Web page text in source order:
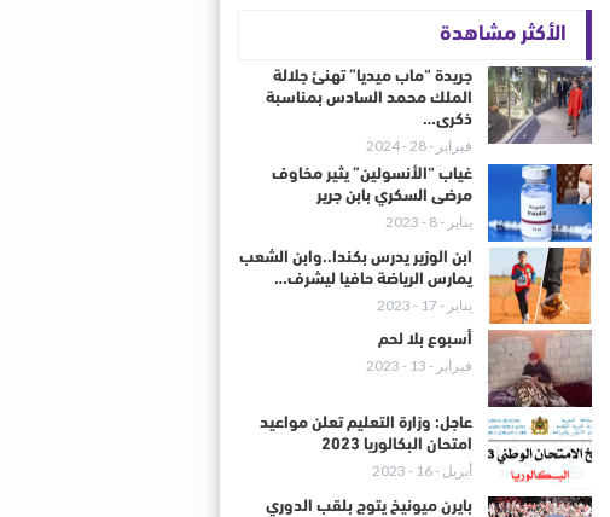
الأكثر مشاهدة
جريدة “ماب ميديا” تهنئ جلالة
الملك محمد السادس بمناسبة
ذكرى…
فبراير - 28 - 2024
غياب “الأنسولين” يثير مخاوف
مرضى السكري بابن جرير
يناير - 8 - 2023
ابن الوزير يدرس بكندا..وابن الشعب
يمارس الرياضة حافيا ليشرف…
يناير - 17 - 2023
أسبوع بلا لحم
فبراير - 13 - 2023
عاجل: وزارة التعليم تعلن مواعيد
امتحان البكالوريا 2023
أبريل - 16 - 2023
بايرن ميونيخ يتوج بلقب الدوري